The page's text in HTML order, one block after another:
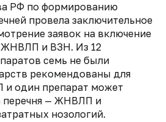
РФ по формированию
провела заключительное
заявок на включение
ЖНВЛП и ВЗН. Из 12
семь не были
рекомендованы для
один препарат может
перечня — ЖНВЛП и
нозологий.